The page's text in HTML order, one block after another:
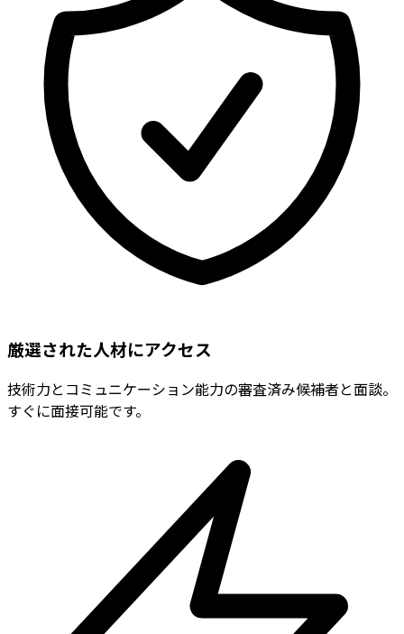
厳選された人材にアクセス
技術力とコミュニケーション能力の審査済み候補者と面談。
すぐに面接可能です。